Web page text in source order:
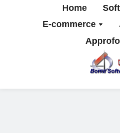
Home
E-commerce